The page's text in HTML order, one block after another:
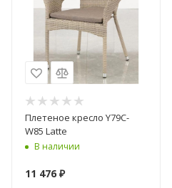
Плетеное кресло Y79C-
W85 Latte
В наличии
11 476 ₽